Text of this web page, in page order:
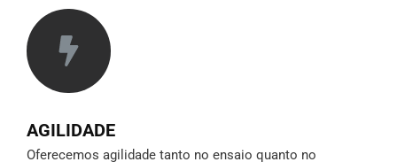
AGILIDADE
Oferecemos agilidade tanto no ensaio quanto no